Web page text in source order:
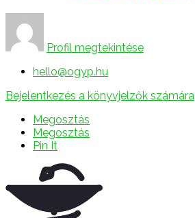
Profil megtekintése
hello@ogyp.hu
Bejelentkezés a könyvjelzők számára
Megosztás
Megosztás
Pin It